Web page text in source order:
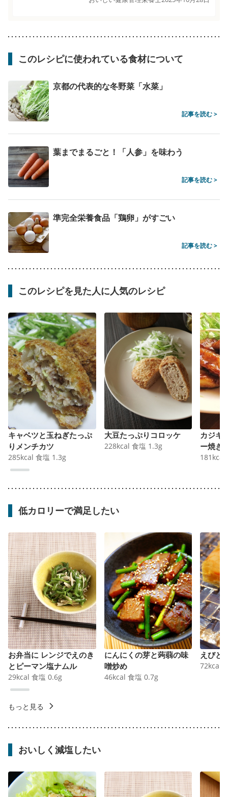
このレシピに使われている食材について
京都の代表的な冬野菜「水菜」
記事を読む >
葉までまるごと！「人参」を味わう
記事を読む >
準完全栄養食品「鶏卵」がすごい
記事を読む >
このレシピを見た人に人気のレシピ
キャベツと玉ねぎたっぷ
りメンチカツ
285kcal 食塩 1.3g
大豆たっぷりコロッケ
228kcal 食塩 1.3g
カジキ
ー焼き
181 kcal
低カロリーで満足したい
お弁当に レンジでえのき
とピーマン塩ナムル
29kcal 食塩 0.6g
にんにくの芽と蒟蒻の味
噌炒め
46kcal 食塩 0.7g
えびと
72kcal
もっと見る
おいしく減塩したい